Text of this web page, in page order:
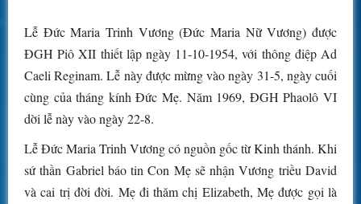
Lễ Đức Maria Trinh Vương (Đức Maria Nữ Vương) được
ĐGH Piô XII thiết lập ngày 11-10-1954, với thông điệp Ad
Caeli Reginam. Lễ này được mừng vào ngày 31-5, ngày cuối
cùng của tháng kính Đức Mẹ. Năm 1969, ĐGH Phaolô VI
dời lễ này vào ngày 22-8.
Lễ Đức Maria Trinh Vương có nguồn gốc từ Kinh thánh. Khi
sứ thần Gabriel báo tin Con Mẹ sẽ nhận Vương triều David
và cai trị đời đời. Mẹ đi thăm chị Elizabeth, Mẹ được gọi là